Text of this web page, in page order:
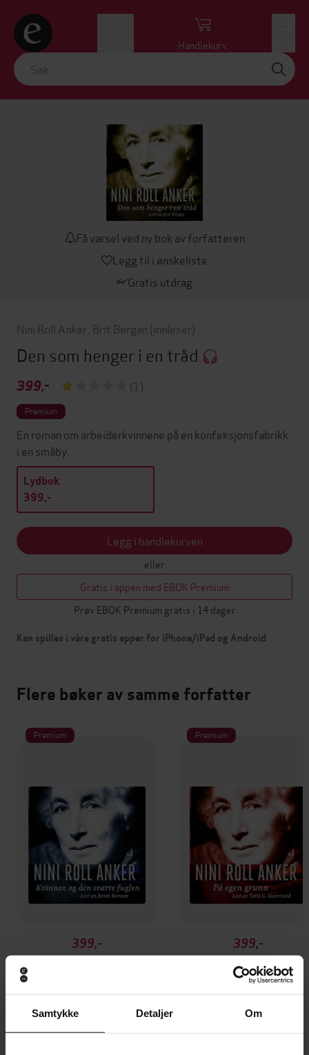
Samtykke Detaljer Om
Handlekurv
Få varsel ved ny bok av forfatteren
Legg til i ønskeliste
Gratis utdrag
Nini Roll Anker Brit Bergan (innleser)
Den som henger i en tråd
399,- (1)
Premium
En roman om arbeiderkvinnene på en konfeksjonsfabrikk
i en småby.
Lydbok
399,-
Legg i handlekurven
eller
Gratis i appen med EBOK Premium
Prøv EBOK Premium gratis i 14 dager
Kan spilles i våre gratis apper for iPhone/iPad og Android
Flere bøker av samme forfatter
Premium
399,-
LYDBOK
Premium
399,-
Nini Roll Anker
LYDBOK